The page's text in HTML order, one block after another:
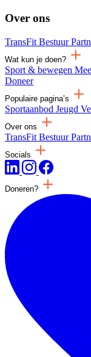
Over ons
TransFit Bestuur
Wat kun je doen?
Sport & bewegen
Doneer
Populaire pagina’s
Sportaanbod Jeugd
Over ons
TransFit Bestuur
Socials
Doneren?